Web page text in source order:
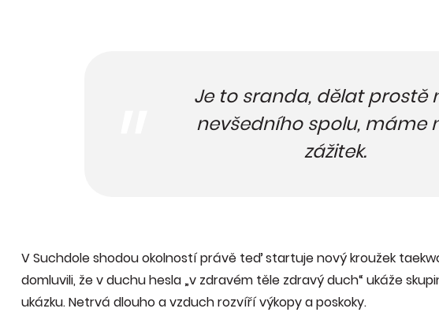
Je to sranda, dělat prostě
nevšedního spolu, máme
zážitek.
V Suchdole shodou okolností právě teď startuje nový kroužek
domluvili, že v duchu hesla „v zdravém těle zdravý duch“ ukáže
ukázku. Netrvá dlouho a vzduch rozvíří výkopy a poskoky.